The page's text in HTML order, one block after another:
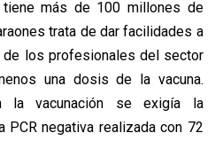
más de 100 millones de
trata de dar facilidades a
los profesionales del sector
una dosis de la vacuna.
la vacunación se exigía la
PCR negativa realizada con 72